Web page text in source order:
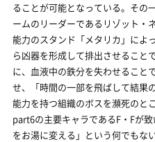
ることが可能となっている。その
ームのリーダーであるリゾット・
能力のスタンド「メタリカ」によ
ら凶器を形成して排出させること
に、血液中の鉄分を失わせること
せ、「時間の一部を飛ばして結果
能力を持つ組織のボスを瀕死のと
part6の主要キャラであるF・Fが
をお湯に変える」という何でもな